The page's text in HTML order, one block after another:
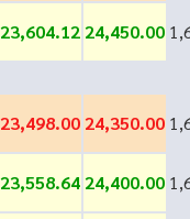
23,604.12 24,450.00
23,498.00 24,350.00
23,558.64 24,400.00